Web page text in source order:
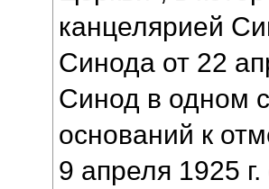
канцелярией
Синода от 22
Синод в одном
оснований к
9 апреля 1925